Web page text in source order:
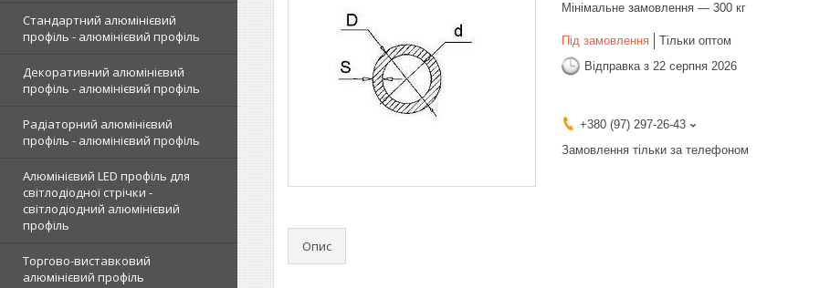
Стандартний алюмінієвий
профіль - алюмінієвий профіль
Декоративний алюмінієвий
профіль - алюмінієвий профіль
Радіаторний алюмінієвий
профіль - алюмінієвий профіль
Алюмінієвий LED профіль для
світлодіодної стрічки -
світлодіодний алюмінієвий
профіль
Торгово-виставковий
алюмінієвий профіль
Мінімальне замовлення — 300 кг
Під замовлення
Тільки оптом
Відправка з 22 серпня 2026
+380 (97) 297-26-43
Замовлення тільки за телефоном
Опис